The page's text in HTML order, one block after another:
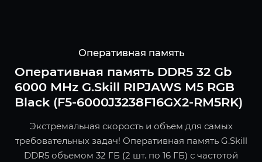
Оперативная память
Оперативная память DDR5 32 Gb
6000 MHz G.Skill RIPJAWS M5 RGB
Black (F5-6000J3238F16GX2-RM5RK)
Экстремальная скорость и объем для самых
требовательных задач! Оперативная память G.Skill
DDR5 объемом 32 ГБ (2 шт. по 16 ГБ) с частотой